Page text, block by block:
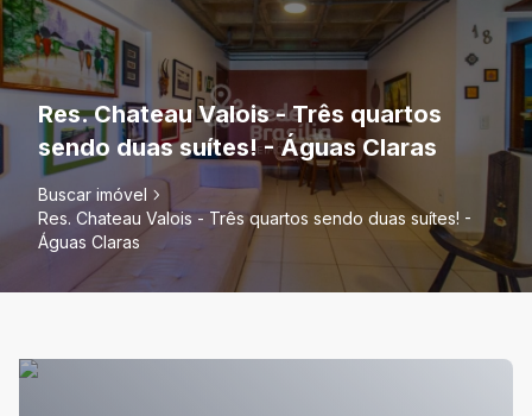
Res. Chateau Valois - Três quartos
sendo duas suítes! - Águas Claras
Buscar imóvel
Res. Chateau Valois - Três quartos sendo duas suítes! -
Águas Claras